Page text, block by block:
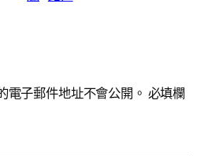
電子郵件地址不會公開。 必填欄